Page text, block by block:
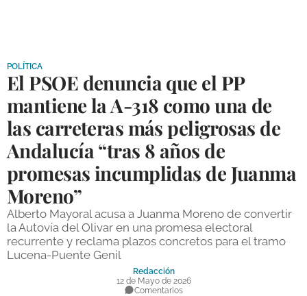
DEPORTES
COMPETICIONES
DEPORTE BASE
OPINIÓN
VENTANA CIUDADANA
CÓRDOBA
PROVINCIA
POLÍTICA
El PSOE denuncia que el PP
mantiene la A-318 como una de
las carreteras más peligrosas de
Andalucía “tras 8 años de
promesas incumplidas de Juanma
Moreno”
Alberto Mayoral acusa a Juanma Moreno de convertir
la Autovía del Olivar en una promesa electoral
recurrente y reclama plazos concretos para el tramo
Lucena-Puente Genil
Redacción
12 de Mayo de 2026
Comentarios